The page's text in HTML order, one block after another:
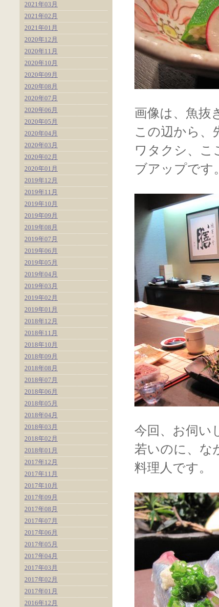
画像は、魚抜
この辺から、
ワタクシ、こ
ブアップです
今回、お伺い
若いのに、な
料理人です。
2021年03月
2021年02月
2021年01月
2020年12月
2020年11月
2020年10月
2020年09月
2020年08月
2020年07月
2020年06月
2020年05月
2020年04月
2020年03月
2020年02月
2020年01月
2019年12月
2019年11月
2019年10月
2019年09月
2019年08月
2019年07月
2019年06月
2019年05月
2019年04月
2019年03月
2019年02月
2019年01月
2018年12月
2018年11月
2018年10月
2018年09月
2018年08月
2018年07月
2018年06月
2018年05月
2018年04月
2018年03月
2018年02月
2018年01月
2017年12月
2017年11月
2017年10月
2017年09月
2017年08月
2017年07月
2017年06月
2017年05月
2017年04月
2017年03月
2017年02月
2017年01月
2016年12月